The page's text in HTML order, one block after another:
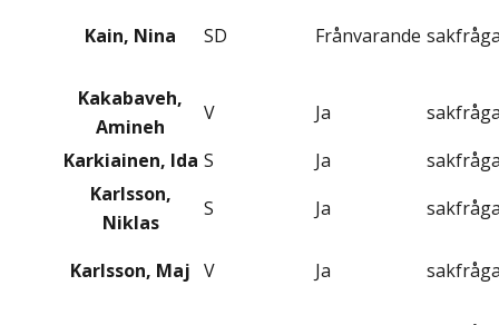
Kain, Nina SD Frånvarande
Kakabaveh,
Amineh
V Ja
Karkiainen, Ida S Ja
Karlsson,
Niklas
S Ja
Karlsson, Maj V Ja